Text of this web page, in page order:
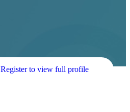
Register to view full profile